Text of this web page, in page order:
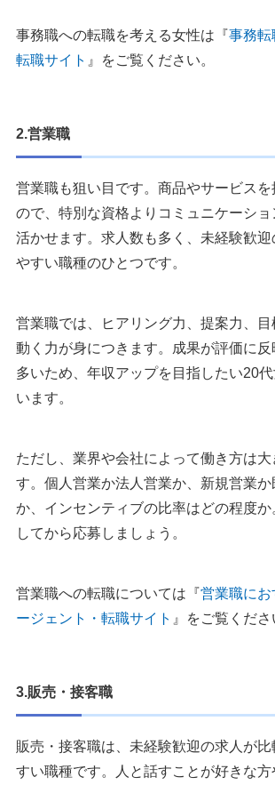
事務職への転職を考える女性は『事務転
転職サイト 』をご覧ください。
2.営業職
営業職も狙い目です。商品やサービス
ので、特別な資格よりコミュニケーシ
活かせます。求人数も多く、未経験歓迎
やすい職種のひとつです。
営業職では、ヒアリング力、提案力、目
動く力が身につきます。成果が評価に反
多いため、年収アップを目指したい20
います。
ただし、業界や会社によって働き方は大
す。個人営業か法人営業か、新規営業
か、インセンティブの比率はどの程度
してから応募しましょう。
営業職への転職については『営業職にお
ージェント・転職サイト 』をご覧くださ
3.販売・接客職
販売・接客職は、未経験歓迎の求人が
すい職種です。人と話すことが好きな